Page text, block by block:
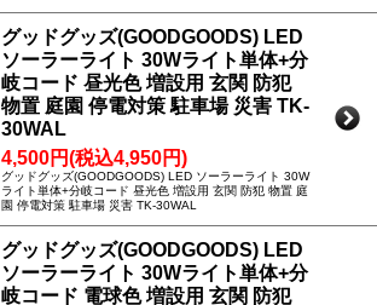
グッドグッズ(GOODGOODS) LED
ソーラーライト 30Wライト単体+分
岐コード 昼光色 増設用 玄関 防犯
物置 庭園 停電対策 駐車場 災害 TK-
30WAL
4,500円(税込4,950円)
グッドグッズ(GOODGOODS) LED ソーラーライト 30W
ライト単体+分岐コード 昼光色 増設用 玄関 防犯 物置 庭
園 停電対策 駐車場 災害 TK-30WAL
グッドグッズ(GOODGOODS) LED
ソーラーライト 30Wライト単体+分
岐コード 電球色 増設用 玄関 防犯